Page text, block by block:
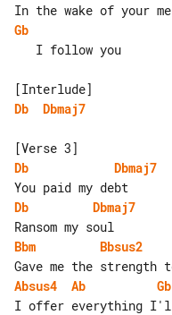
Gb
Db
Dbmaj7
Db
Dbmaj7
Db
Dbmaj7
Bbm
Bbsus2
Absus4
Ab
Gb